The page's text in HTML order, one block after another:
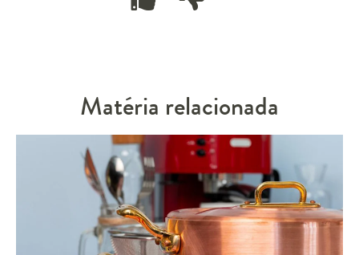
Matéria relacionada